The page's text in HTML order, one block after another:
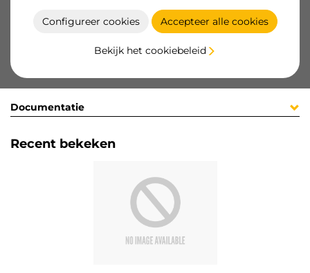
Configureer cookies Accepteer alle cookies
Bekijk het cookiebeleid
Productkenmerken
Documentatie
Recent bekeken